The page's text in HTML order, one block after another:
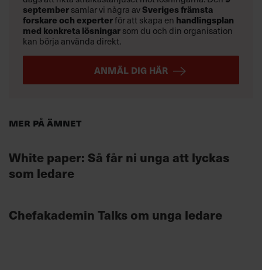
Mer på ämnet
White paper: Så får ni unga att lyckas
som ledare
Chefakademin Talks om unga ledare
septembersamlar vi några avSveriges främsta
forskare och experterför att skapa en handlingsplan
med konkreta lösningarsom du och din organisation
kan börja använda direkt.
ANMÄL DIG HÄR